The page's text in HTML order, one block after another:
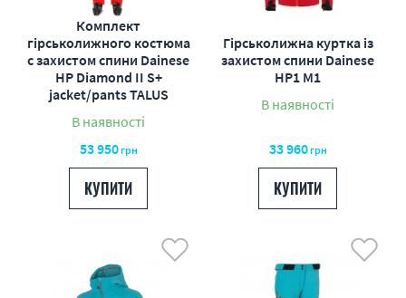
Комплект
гірськолижного костюма
с захистом спини Dainese
HP Diamond II S+
jacket/pants TALUS
В наявності
53 950грн
КУПИТИ
Гірськолижна куртка із
захистом спини Dainese
HP1 M1
В наявності
33 960грн
КУПИТИ